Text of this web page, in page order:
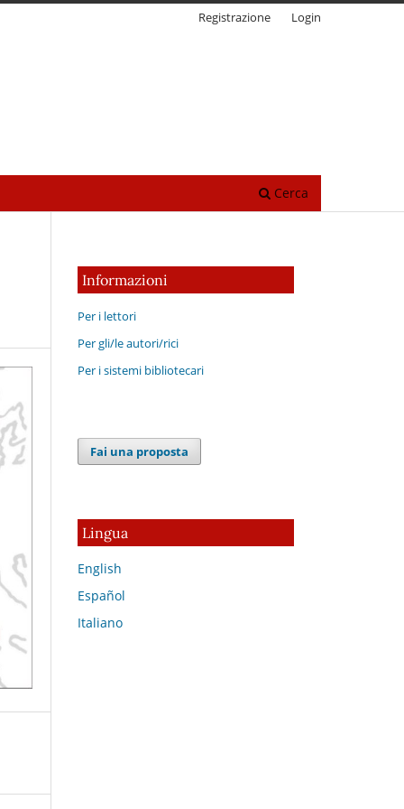
Cerca
Registrazione Login
Informazioni
Per i lettori
Per gli/le autori/rici
Per i sistemi bibliotecari
Fai una proposta
Lingua
English
Español
Italiano